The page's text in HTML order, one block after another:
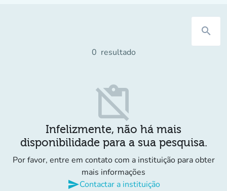
search
0 resultado
content_paste_off
Infelizmente, não há mais
disponibilidade para a sua pesquisa.
Por favor, entre em contato com a instituição para obter
mais informações
sendContactar a instituição